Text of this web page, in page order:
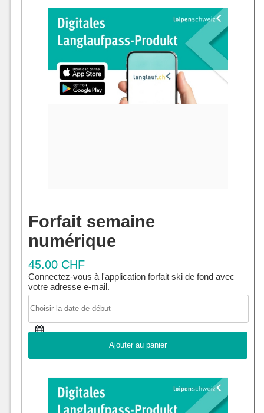
Forfait semaine
numérique
45.00 CHF
Connectez-vous à l'application forfait ski de fond avec
votre adresse e-mail.